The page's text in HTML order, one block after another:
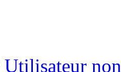
Utilisateur